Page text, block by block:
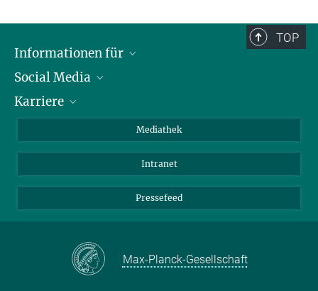
TOP
Informationen für
Journalisten
Schule
Social Media
LinkedIn
Karriere
Mediathek
Intranet
Pressefeed
Max-Planck-Gesellschaft